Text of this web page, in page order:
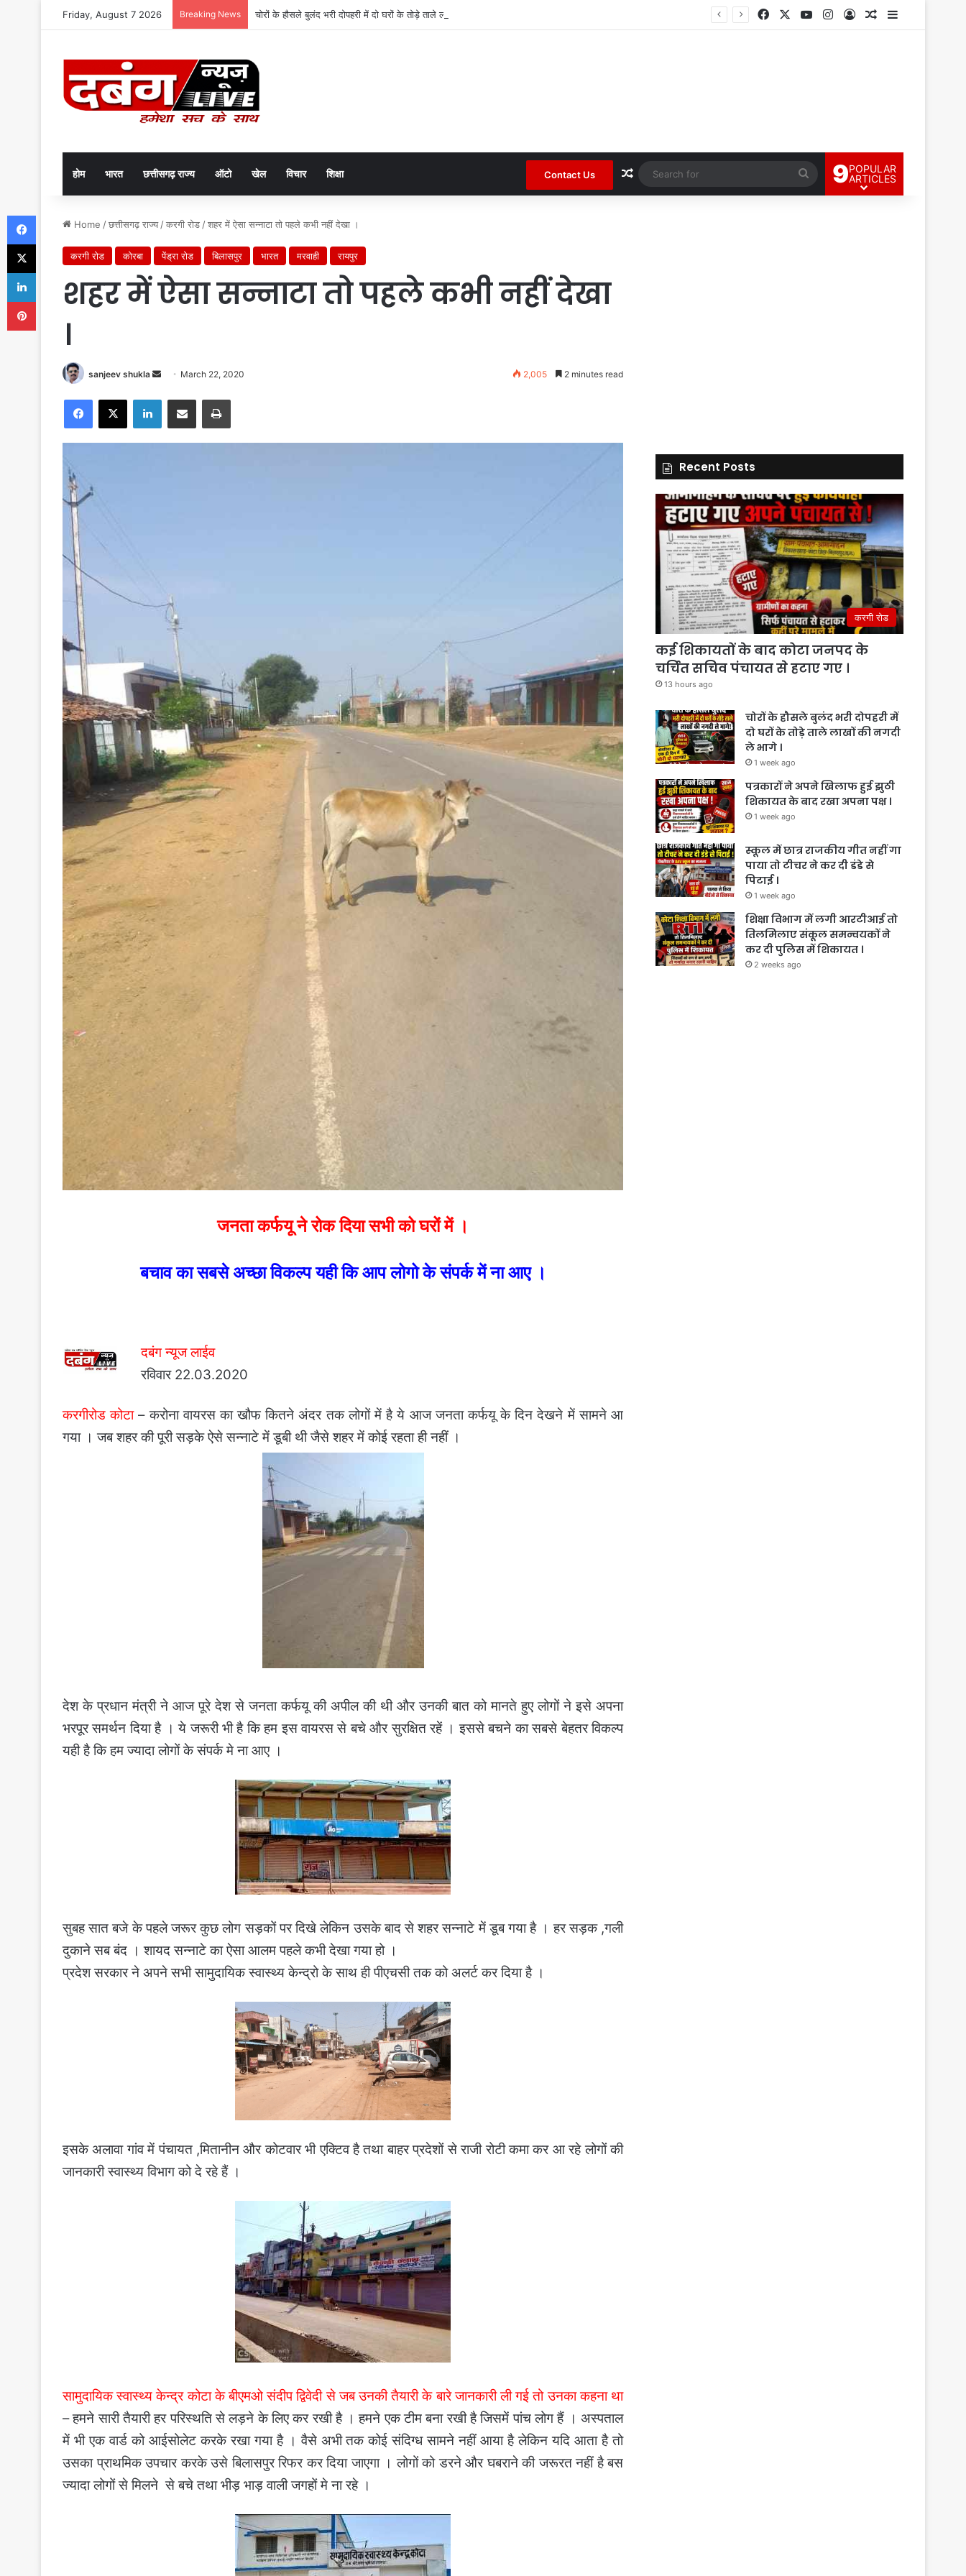
Friday, August 7 2026 Breaking News चोरों के हौसले बुलंद भरी दोपहरी में दो घरों के तोड़े ताले लाखों की नगदी ले भागे । FacebookYouTubeInstagram
Log InRandom Article
Sidebar
होम भारत छत्तीसगढ़ राज्य ऑटो खेल विचार शिक्षा Contact Us Random Article
Search
for
9POPULAR
ARTICLES
Home /छत्तीसगढ़ राज्य /करगी रोड /शहर में ऐसा सन्नाटा तो पहले कभी नहीं देखा ।
करगी रोड कोरबा पेंड्रा रोड बिलासपुर भारत मरवाही रायपुर
शहर में ऐसा सन्नाटा तो पहले कभी नहीं देखा
।
sanjeev shukla
Send
email
March 22, 2020 2,005 2 minutes read
Facebook
X LinkedInShare via Email Print
जनता कर्फयू ने रोक दिया सभी को घरों में ।
बचाव का सबसे अच्छा विकल्प यही कि आप लोगो के संपर्क में ना आए ।
दबंग न्यूज लाईव
रविवार 22.03.2020
करगीरोड कोटा– करोना वायरस का खौफ कितने अंदर तक लोगों में है ये आज जनता कर्फयू के दिन देखने में सामने आ
गया । जब शहर की पूरी सड़के ऐसे सन्नाटे में डूबी थी जैसे शहर में कोई रहता ही नहीं ।
देश के प्रधान मंत्री ने आज पूरे देश से जनता कर्फयू की अपील की थी और उनकी बात को मानते हुए लोगों ने इसे अपना
भरपूर समर्थन दिया है । ये जरूरी भी है कि हम इस वायरस से बचे और सुरक्षित रहें । इससे बचने का सबसे बेहतर विकल्प
यही है कि हम ज्यादा लोगों के संपर्क मे ना आए ।
सुबह सात बजे के पहले जरूर कुछ लोग सड़कों पर दिखे लेकिन उसके बाद से शहर सन्नाटे में डूब गया है । हर सड़क ,गली
दुकाने सब बंद । शायद सन्नाटे का ऐसा आलम पहले कभी देखा गया हो ।
प्रदेश सरकार ने अपने सभी सामुदायिक स्वास्थ्य केन्द्रो के साथ ही पीएचसी तक को अलर्ट कर दिया है ।
इसके अलावा गांव में पंचायत ,मितानीन और कोटवार भी एक्टिव है तथा बाहर प्रदेशों से राजी रोटी कमा कर आ रहे लोगों की
जानकारी स्वास्थ्य विभाग को दे रहे हैं ।
सामुदायिक स्वास्थ्य केन्द्र कोटा के बीएमओ संदीप द्विवेदी से जब उनकी तैयारी के बारे जानकारी ली गई तो उनका कहना था
– हमने सारी तैयारी हर परिस्थति से लड़ने के लिए कर रखी है । हमने एक टीम बना रखी है जिसमें पांच लोग हैं । अस्पताल
में भी एक वार्ड को आईसोलेट करके रखा गया है । वैसे अभी तक कोई संदिग्ध सामने नहीं आया है लेकिन यदि आता है तो
उसका प्राथमिक उपचार करके उसे बिलासपुर रिफर कर दिया जाएगा । लोगों को डरने और घबराने की जरूरत नहीं है बस
ज्यादा लोगों से मिलने से बचे तथा भीड़ भाड़ वाली जगहों मे ना रहे ।
Recent Posts
करगी रोड
कई शिकायतों के बाद कोटा जनपद के
चर्चित सचिव पंचायत से हटाए गए ।
13 hours ago
चोरों के हौसले बुलंद भरी दोपहरी में
दो घरों के तोड़े ताले लाखों की नगदी
ले भागे ।
1 week ago
पत्रकारों ने अपने खिलाफ हुई झुठी
शिकायत के बाद रखा अपना पक्ष ।
1 week ago
स्कूल में छात्र राजकीय गीत नहीं गा
पाया तो टीचर ने कर दी डंडे से
पिटाई ।
1 week ago
शिक्षा विभाग में लगी आरटीआई तो
तिलमिलाए संकूल समन्वयकों ने
कर दी पुलिस में शिकायत ।
2 weeks ago
Facebook
X
LinkedIn
Pinterest